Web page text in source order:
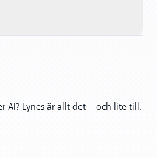
AI? Lynes är allt det – och lite till.